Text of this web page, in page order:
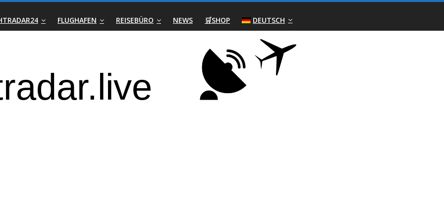
FLUGHAFEN REISEBÜRO NEWS 🛒SHOP DEUTSCH